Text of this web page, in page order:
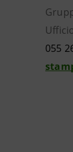
055